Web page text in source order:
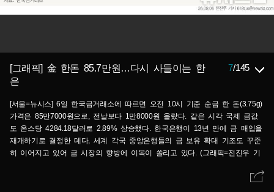
[그래픽] 金 한돈 85.7만원…다시 사들이는 한
은
7/145
[서울=뉴시스] 6일 한국금거래소에 따르면 오전 10시 기준 순금 한 돈(3.75g)
가격은 85만7000원으로, 전날보다 1만8000원 올랐다. 같은 시각 국제 금값
도 온스당 4284.18달러로 2.89% 상승했다. 한국은행이 13년 만에 금 매입을
재개하기로 결정한 데다, 세계 각국 중앙은행들의 금 보유 확대 기조도 꾸준
히 이어지고 있어 금 시장의 향방에 이목이 쏠리고 있다. (그래픽=전진우 기